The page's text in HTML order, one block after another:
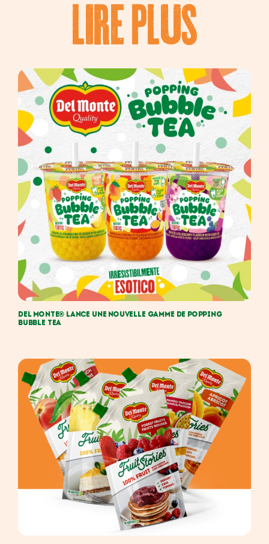
LiRe PLUS
DEL MONTE® LANCE UNE NOUVELLE GAMME DE POPPING
BUBBLE TEA